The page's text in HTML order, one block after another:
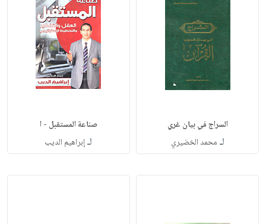
السراج في بيان غري
لـ محمد الخضيري
صناعة المستقبل - ا
لـإبراهيم الديب